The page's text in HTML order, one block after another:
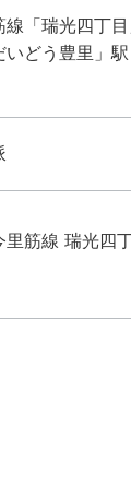
線「瑞光四丁
いどう豊里」
里筋線 瑞光四